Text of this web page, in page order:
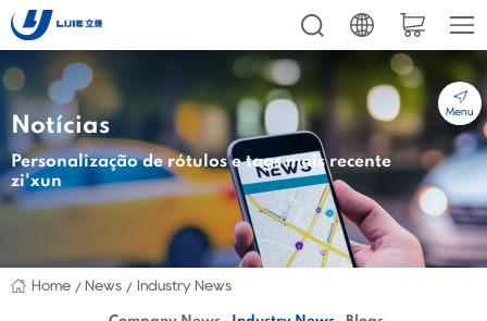
Notícias
Personalização de rótulos e tags mais recente
zi'xun
Home News Industry News
Menu